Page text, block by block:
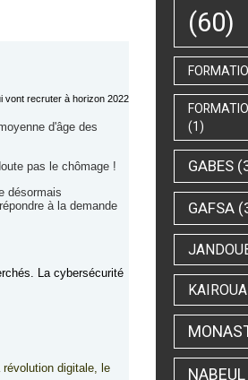
d'âge des
pas le chômage !
désormais
à la demande
La cybersécurité
digitale, le
(60)
(1)
GABES
GAFSA
NABEUL